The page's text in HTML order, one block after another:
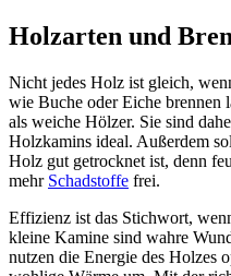
Holzarten und
Nicht jedes Holz ist gleich,
wie Buche oder Eiche brennen
als weiche Hölzer. Sie sind
Holzkamins ideal. Außerdem
Holz gut getrocknet ist, denn
mehr Schadstoffe frei.
Effizienz ist das Stichwort,
kleine Kamine sind wahre
nutzen die Energie des Holzes